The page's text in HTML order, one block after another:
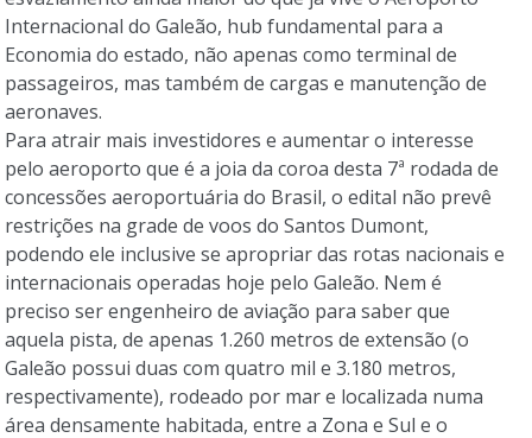
Internacional do Galeão, hub fundamental para a
Economia do estado, não apenas como terminal de
passageiros, mas também de cargas e manutenção de
aeronaves.
Para atrair mais investidores e aumentar o interesse
pelo aeroporto que é a joia da coroa desta 7ª rodada de
concessões aeroportuária do Brasil, o edital não prevê
restrições na grade de voos do Santos Dumont,
podendo ele inclusive se apropriar das rotas nacionais e
internacionais operadas hoje pelo Galeão. Nem é
preciso ser engenheiro de aviação para saber que
aquela pista, de apenas 1.260 metros de extensão (o
Galeão possui duas com quatro mil e 3.180 metros,
respectivamente), rodeado por mar e localizada numa
área densamente habitada, entre a Zona e Sul e o